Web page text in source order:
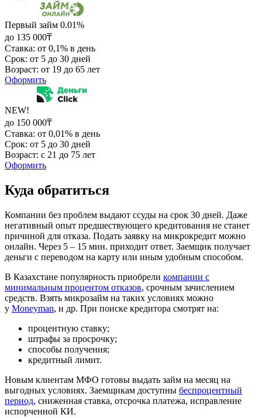
Первый займ 0.01%
до 135 000₸
Ставка: от 0,1% в день
Срок: от 5 до 30 дней
Возраст: от 19 до 65 лет
Оформить
NEW!
до 150 000₸
Ставка: от 0,01% в день
Срок: от 5 до 30 дней
Возраст: с 21 до 75 лет
Оформить
Куда обратиться
Компании без проблем выдают ссуды на срок 30 дней. Даже
негативный опыт предшествующего кредитования не станет
причиной для отказа. Подать заявку на микрокредит можно
онлайн. Через 5 – 15 мин. приходит ответ. Заемщик получает
деньги с переводом на карту или иным удобным способом.
В Казахстане популярность приобрели компании с
минимальным процентом отказов, срочным зачислением
средств. Взять микрозайм на таких условиях можно
у Moneyman, и др. При поиске кредитора смотрят на:
процентную ставку;
штрафы за просрочку;
способы получения;
кредитный лимит.
Новым клиентам МФО готовы выдать займ на месяц на
выгодных условиях. Заемщикам доступны беспроцентный
период, сниженная ставка, отсрочка платежа, исправление
испорченной КИ.